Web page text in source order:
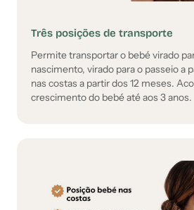
Três posições de transporte
Permite transportar o bebé virado
nascimento, virado para o passeio a
nas costas a partir dos 12 meses.
crescimento do bebé até aos 3 anos.